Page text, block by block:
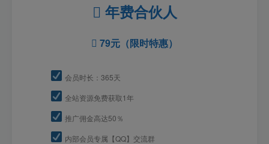
年费合伙人
79元（限时特惠）
会员时长：365天
全站资源免费获取1年
推广佣金高达50％
内部会员专属【QQ】交流群